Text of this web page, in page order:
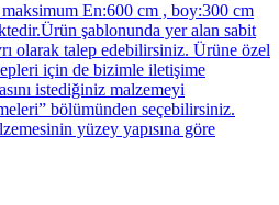
En:600 cm , boy:300 cm
şablonunda yer alan sabit
olarak talep edebilirsiniz. Ürüne özel
için de bizimle iletişime
istediğiniz malzemeyi
bölümünden seçebilirsiniz.
yüzey yapısına göre